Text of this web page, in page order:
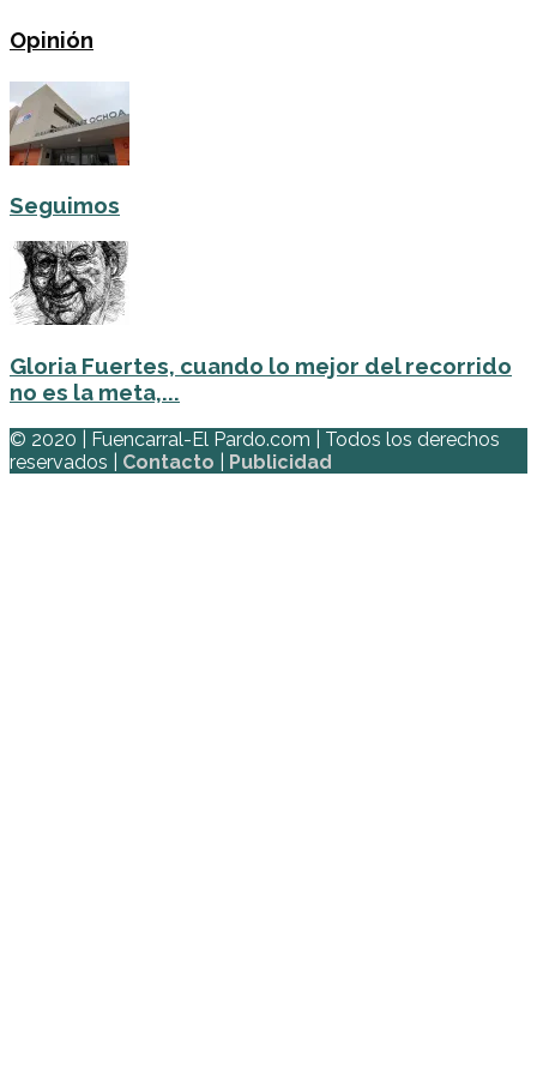
Opinión
Seguimos
Gloria Fuertes, cuando lo mejor del recorrido
no es la meta,...
© 2020 | Fuencarral-El Pardo.com | Todos los derechos
reservados | Contacto Publicidad